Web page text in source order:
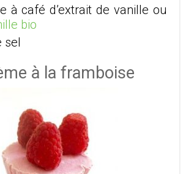
à café d’extrait de vanille ou
bio
sel
à la framboise